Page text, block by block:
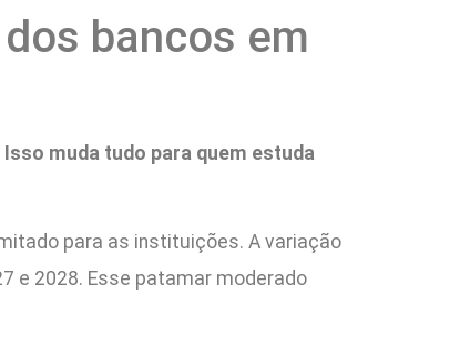
bancos em
muda tudo para quem estuda
para as instituições. A variação
e 2028. Esse patamar moderado